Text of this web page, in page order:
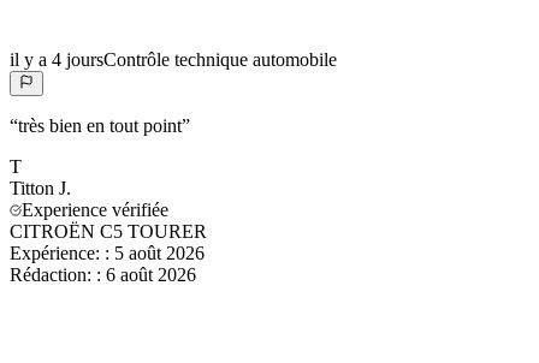
il y a 4 joursContrôle technique automobile
“très bien en tout point”
T
Titton J.
Experience vérifiée
CITROËN C5 TOURER
Expérience: : 5 août 2026
Rédaction: : 6 août 2026